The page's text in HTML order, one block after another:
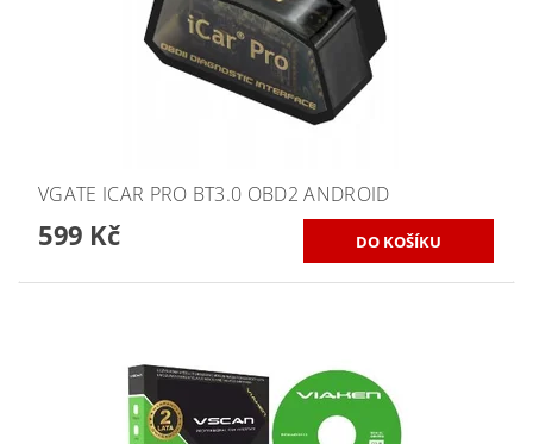
VGATE ICAR PRO BT3.0 OBD2 ANDROID
599 Kč